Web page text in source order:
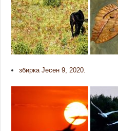
збирка Јесен 9, 2020.